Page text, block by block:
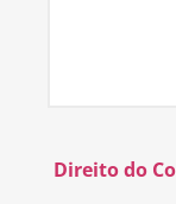
Direito do